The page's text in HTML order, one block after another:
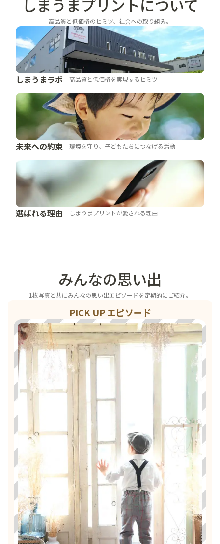
しまうまプリントについて
高品質と低価格のヒミツ、社会への取り組み。
しまうまラボ 高品質と低価格を実現するヒミツ
未来への約束 環境を守り、子どもたちにつなげる活動
選ばれる理由 しまうまプリントが愛される理由
みんなの思い出
1枚写真と共にみんなの思い出エピソードを定期的にご紹介。
PICK UP エピソード